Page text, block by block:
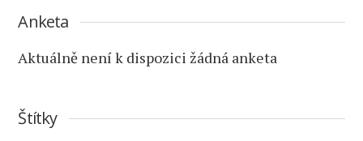
Anketa
Aktuálně není k dispozici žádná anketa
Štítky